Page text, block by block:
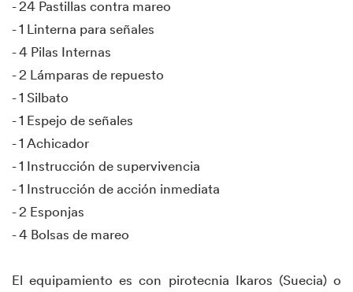
- 24 Pastillas contra mareo
- 1 Linterna para señales
- 4 Pilas Internas
- 2 Lámparas de repuesto
- 1 Silbato
- 1 Espejo de señales
- 1 Achicador
- 1 Instrucción de supervivencia
- 1 Instrucción de acción inmediata
- 2 Esponjas
- 4 Bolsas de mareo
El equipamiento es con pirotecnia Ikaros (Suecia) o